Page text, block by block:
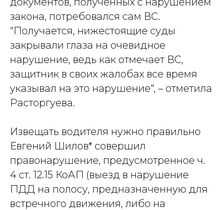
закона, потребовался сам ВС.
"Получается, нижестоящие суды
закрывали глаза на очевидное
нарушение, ведь как отмечает ВС,
защитник в своих жалобах все время
указывал на это нарушение", – отметила
Расторгуева.
Извещать водителя нужно правильно
Евгений Шилов* совершил
правонарушение, предусмотренное ч.
4 ст. 12.15 КоАП (выезд в нарушение
ПДД на полосу, предназначенную для
встречного движения, либо на